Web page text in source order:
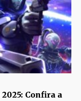
Confira a